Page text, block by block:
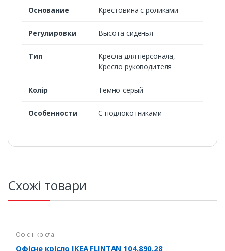
Основание Крестовина с роликами
Регулировки Высота сиденья
Тип
Кресла для персонала,
Кресло руководителя
Колір Темно-серый
Особенности С подлокотниками
Схожі товари
Офісні крісла
Офісне крісло IKEA FLINTAN 104.890.28